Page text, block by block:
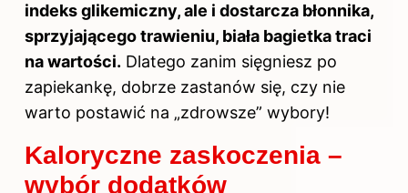
indeks glikemiczny, ale i dostarcza błonnika,
sprzyjającego trawieniu, biała bagietka traci
na wartości. Dlatego zanim sięgniesz po
zapiekankę, dobrze zastanów się, czy nie
warto postawić na „zdrowsze” wybory!
Kaloryczne zaskoczenia –
wybór dodatków